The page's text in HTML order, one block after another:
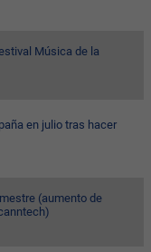
Música de la
en julio tras hacer
(aumento de